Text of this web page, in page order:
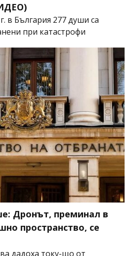
в България 277 души са
при катастрофи
Дронът, преминал в
пространство, се
дадоха току-що от